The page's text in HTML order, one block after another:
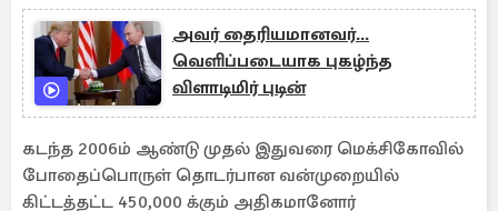
அவர் தைரியமானவர்...
வெளிப்படையாக புகழ்ந்த
விளாடிமிர் புடின்
கடந்த 2006ம் ஆண்டு முதல் இதுவரை மெக்சிகோவில்
போதைப்பொருள் தொடர்பான வன்முறையில்
கிட்டத்தட்ட 450,000 க்கும் அதிகமானோர்